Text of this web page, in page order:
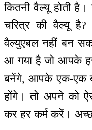
कितनी वैल्यू होती
चरित्र की वैल्यू है?
वैल्युएबल नहीं बन
आ गया है जो आपके
बनेंगे, आपके एक-एक
होंगे। तो अपने को
कर हर कर्म करें।